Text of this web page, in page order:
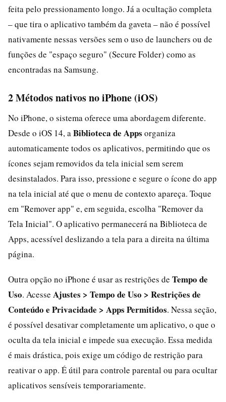
feita pelo pressionamento longo. Já a ocultação completa
– que tira o aplicativo também da gaveta – não é possível
nativamente nessas versões sem o uso de launchers ou de
funções de "espaço seguro" (Secure Folder) como as
encontradas na Samsung.
2 Métodos nativos no iPhone (iOS)
No iPhone, o sistema oferece uma abordagem diferente.
Desde o iOS 14, a Biblioteca de Apps organiza
automaticamente todos os aplicativos, permitindo que os
ícones sejam removidos da tela inicial sem serem
desinstalados. Para isso, pressione e segure o ícone do app
na tela inicial até que o menu de contexto apareça. Toque
em "Remover app" e, em seguida, escolha "Remover da
Tela Inicial". O aplicativo permanecerá na Biblioteca de
Apps, acessível deslizando a tela para a direita na última
página.
Outra opção no iPhone é usar as restrições de Tempo de
Uso. Acesse Ajustes > Tempo de Uso > Restrições de
Conteúdo e Privacidade > Apps Permitidos. Nessa seção,
é possível desativar completamente um aplicativo, o que o
oculta da tela inicial e impede sua execução. Essa medida
é mais drástica, pois exige um código de restrição para
reativar o app. É útil para controle parental ou para ocultar
aplicativos sensíveis temporariamente.